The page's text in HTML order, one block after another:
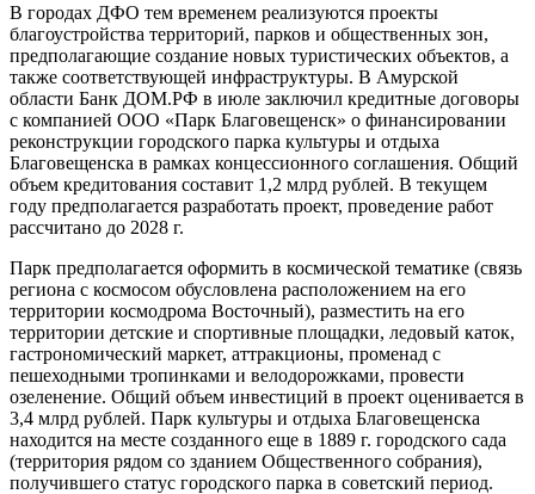
В городах ДФО тем временем реализуются проекты
благоустройства территорий, парков и общественных зон,
предполагающие создание новых туристических объектов, а
также соответствующей инфраструктуры. В Амурской
области Банк ДОМ.РФ в июле заключил кредитные договоры
с компанией ООО «Парк Благовещенск» о финансировании
реконструкции городского парка культуры и отдыха
Благовещенска в рамках концессионного соглашения. Общий
объем кредитования составит 1,2 млрд рублей. В текущем
году предполагается разработать проект, проведение работ
рассчитано до 2028 г.
Парк предполагается оформить в космической тематике (связь
региона с космосом обусловлена расположением на его
территории космодрома Восточный), разместить на его
территории детские и спортивные площадки, ледовый каток,
гастрономический маркет, аттракционы, променад с
пешеходными тропинками и велодорожками, провести
озеленение. Общий объем инвестиций в проект оценивается в
3,4 млрд рублей. Парк культуры и отдыха Благовещенска
находится на месте созданного еще в 1889 г. городского сада
(территория рядом со зданием Общественного собрания),
получившего статус городского парка в советский период.